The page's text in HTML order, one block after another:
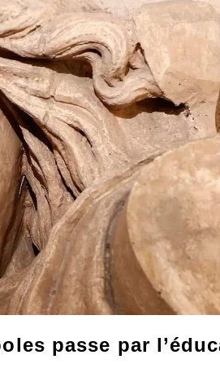
passe par